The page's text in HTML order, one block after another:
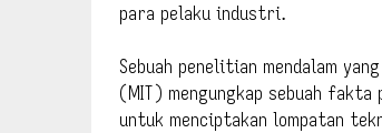
para pelaku industri.
Sebuah penelitian mendalam
(MIT) mengungkap sebuah
untuk menciptakan lompatan